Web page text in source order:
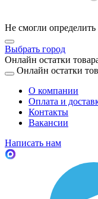
Не смогли
Выбрать город
Онлайн остатки
Онлайн остатки
О компании
Оплата и
Контакты
Вакансии
Написать нам